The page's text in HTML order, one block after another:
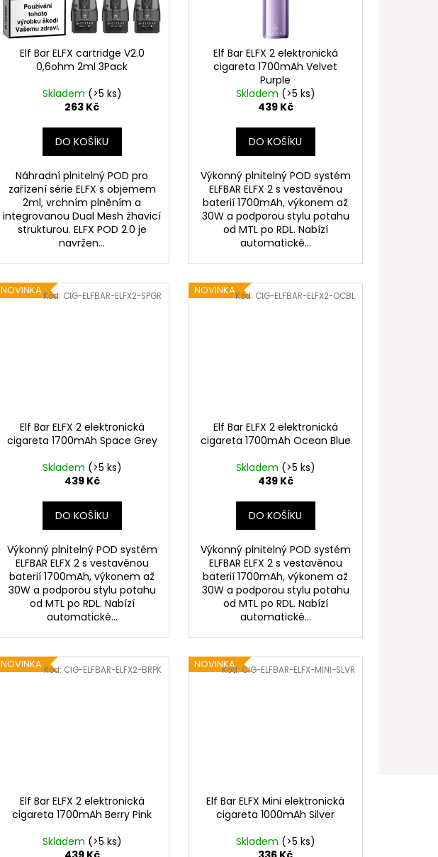
Elf Bar ELFX cartridge V2.0
0,6ohm 2ml 3Pack
Skladem (>5 ks)
263 Kč
DO KOŠÍKU
Náhradní plnitelný POD pro
zařízení série ELFX s objemem
2ml, vrchním plněním a
integrovanou Dual Mesh žhavicí
strukturou. ELFX POD 2.0 je
navržen...
Elf Bar ELFX 2 elektronická
cigareta 1700mAh Velvet
Purple
Skladem (>5 ks)
439 Kč
DO KOŠÍKU
Výkonný plnitelný POD systém
ELFBAR ELFX 2 s vestavěnou
baterií 1700mAh, výkonem až
30W a podporou stylu potahu
od MTL po RDL. Nabízí
automatické...
NOVINKA
Elf Bar ELFX 2 elektronická
cigareta 1700mAh Space Grey
Skladem (>5 ks)
439 Kč
DO KOŠÍKU
Výkonný plnitelný POD systém
ELFBAR ELFX 2 s vestavěnou
baterií 1700mAh, výkonem až
30W a podporou stylu potahu
od MTL po RDL. Nabízí
automatické...
Kód: CIG-ELFBAR-ELFX2-SPGR NOVINKA
Elf Bar ELFX 2 elektronická
cigareta 1700mAh Ocean Blue
Skladem (>5 ks)
439 Kč
DO KOŠÍKU
Výkonný plnitelný POD systém
ELFBAR ELFX 2 s vestavěnou
baterií 1700mAh, výkonem až
30W a podporou stylu potahu
od MTL po RDL. Nabízí
automatické...
Kód: CIG-ELFBAR-ELFX2-OCBL
NOVINKA
Elf Bar ELFX 2 elektronická
cigareta 1700mAh Berry Pink
Skladem (>5 ks)
Kód: CIG-ELFBAR-ELFX2-BRPK NOVINKA
Elf Bar ELFX Mini elektronická
cigareta 1000mAh Silver
Skladem (>5 ks)
Kód:CIG-ELFBAR-ELFX-MINI-SLVR
OXVA XLIM TOP FILL SS POD CARTRIDGE
1,2OHM 2ML
79 Kč